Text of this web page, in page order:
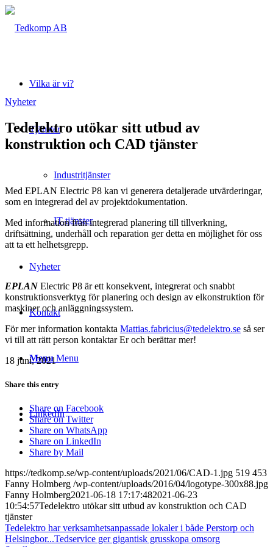
Vilka är vi?
Tjänster
Industritjänster
IT-tjänster
Nyheter
Kontakt
Menu Menu
LinkedIn
Nyheter
Tedelektro utökar sitt utbud av
konstruktion och CAD tjänster
Med EPLAN Electric P8 kan vi generera detaljerade utvärderingar,
som en integrerad del av projektdokumentation.
Med information från integrerad planering till tillverkning,
driftsättning, underhåll och reparation ger detta en möjlighet för oss
att ta ett helhetsgrepp.
EPLAN Electric P8 är ett konsekvent, integrerat och snabbt
konstruktionsverktyg för planering och design av elkonstruktion för
maskiner och anläggningssystem.
För mer information kontakta Mattias.fabricius@tedelektro.se så ser
vi till att rätt person kontaktar Er och berättar mer!
18 juni, 2021
Share this entry
Share on Facebook
Share on Twitter
Share on WhatsApp
Share on LinkedIn
Share by Mail
https://tedkomp.se/wp-content/uploads/2021/06/CAD-1.jpg 519 453
Fanny Holmberg /wp-content/uploads/2016/04/logotype-300x88.jpg
Fanny Holmberg2021-06-18 17:17:482021-06-23
10:54:57Tedelektro utökar sitt utbud av konstruktion och CAD
tjänster
Tedelektro har verksamhetsanpassade lokaler i både Perstorp och
Helsingbor...Tedservice ger gigantisk grusskopa omsorg